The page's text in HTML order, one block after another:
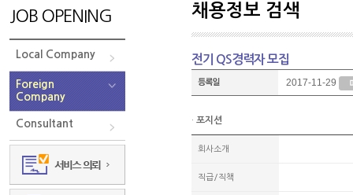
JOB OPENING
Local Company
Foreign
Company
Consultant
채용정보 검색
전기 QS경력자 모집
2017-11-29
· 포지션
회사소개
직급/직책